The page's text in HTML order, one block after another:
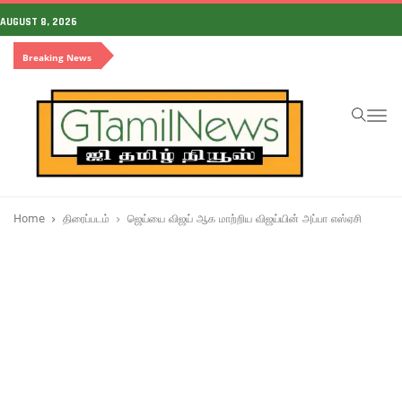
AUGUST 8, 2026
Breaking News
Home திரைப்படம் ஜெய்யை விஜய் ஆக மாற்றிய விஜய்யின் அப்பா எஸ்ஏசி